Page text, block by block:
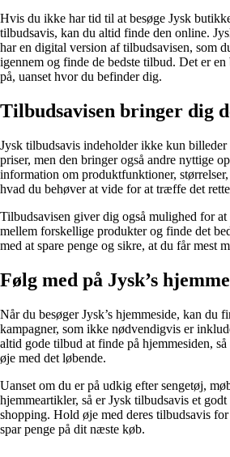
Hvis du ikke har tid til at besøge Jysk
tilbudsavis, kan du altid finde den online.
har en digital version af tilbudsavisen, som
igennem og finde de bedste tilbud. Det er en
på, uanset hvor du befinder dig.
Tilbudsavisen bringer dig
Jysk tilbudsavis indeholder ikke kun billeder
priser, men den bringer også andre nyttige
information om produktfunktioner,
hvad du behøver at vide for at træffe det
Tilbudsavisen giver dig også mulighed for at
mellem forskellige produkter og finde det
med at spare penge og sikre, at du får mest
Følg med på Jysk’s
Når du besøger Jysk’s hjemmeside, kan du
kampagner, som ikke nødvendigvis er
altid gode tilbud at finde på hjemmesiden,
øje med det løbende.
Uanset om du er på udkig efter sengetøj,
hjemmeartikler, så er Jysk tilbudsavis et godt
shopping. Hold øje med deres tilbudsavis
spar penge på dit næste køb.